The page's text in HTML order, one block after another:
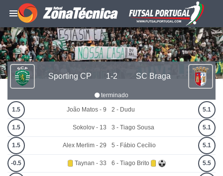
Sporting CP 1-2 SC Braga
terminado
1.5 João Matos - 9
1.5 Sokolov - 13
1.5 Alex Merlim - 29
-0.5 Taynan - 33
2 - Dudu 5.1
3 - Tiago Sousa 5.1
5 - Fábio Cecílio 5.1
6 - Tiago Brito 5.5